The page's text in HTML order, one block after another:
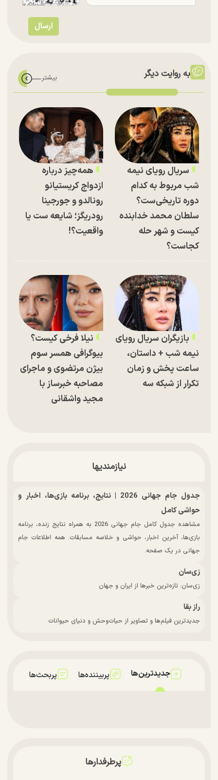
به روایت دیگر
سریال رویای نیمه
شب مربوط به کدام
دوره تاریخی‌ست؟
سلطان محمد خدابنده
کیست و شهر حله
کجاست؟
همه‌چیز درباره
ازدواج کریستیانو
رونالدو و جورجینا
رودریگز؛ شایعه ست یا
واقعیت؟!
بازیگران سریال رویای
نیمه شب + داستان،
ساعت پخش و زمان
تکرار از شبکه سه
نیلا فرخی کیست؟
بیوگرافی همسر سوم
بیژن مرتضوی و ماجرای
مصاحبه خبرساز با
مجید واشقانی
نیازمندیها
جدول جام جهانی 2026 | نتایج، برنامه بازی‌ها، اخبار و
حواشی کامل
مشاهده جدول کامل جام جهانی 2026 به همراه نتایج زنده، برنامه
بازی‌ها، آخرین اخبار، حواشی و خلاصه مسابقات. همه اطلاعات جام
جهانی در یک صفحه.
زی‌سان
زی‌سان: تازه‌ترین خبرها از ایران و جهان
راز بقا
جدیدترین فیلم‌ها و تصاویر از حیات‌وحش و دنیای حیوانات
جدیدترین‌ها پربیننده‌ها پربحث‌ها
پرطرفدارها